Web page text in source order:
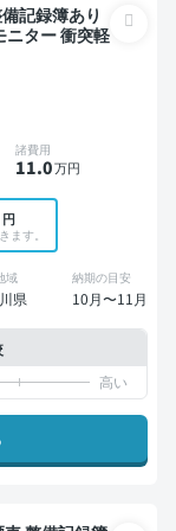
ニター 衝突軽
諸費用
11.0万円
円
ます。
域
県
納期の目安
10月〜11月